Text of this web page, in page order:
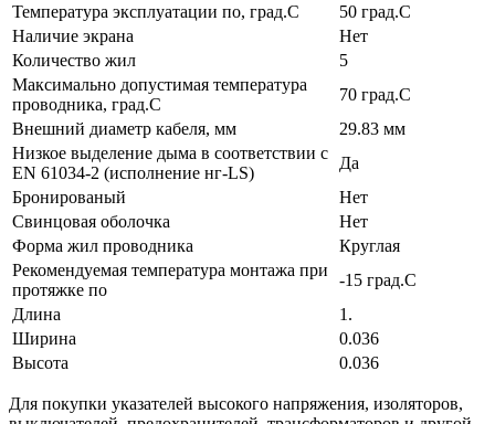
Температура эксплуатации по, град.C
50 град.C
Наличие экрана
Нет
Количество жил
5
Максимально допустимая температура
проводника, град.C
70 град.C
Внешний диаметр кабеля, мм
29.83 мм
Низкое выделение дыма в соответствии с
EN 61034-2 (исполнение нг-LS)
Да
Бронированый
Нет
Свинцовая оболочка
Нет
Форма жил проводника
Круглая
Рекомендуемая температура монтажа при
протяжке по
-15 град.C
Длина
1.
Ширина
0.036
Высота
0.036
Для покупки указателей высокого напряжения, изоляторов,